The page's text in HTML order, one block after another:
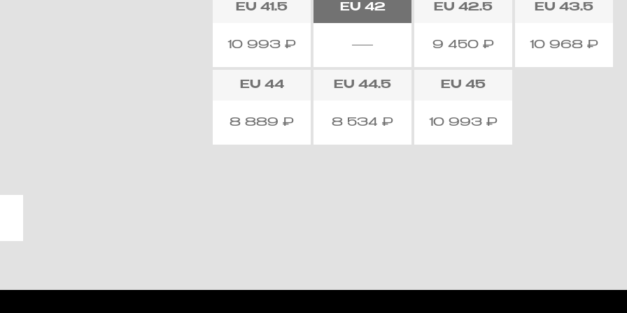
EU 41.5
10 993₽
EU 42 EU 42.5
9 450₽
EU 43.5
10 968 ₽
EU 44
8 889₽
EU 44.5
8 534₽
EU 45
10 993₽